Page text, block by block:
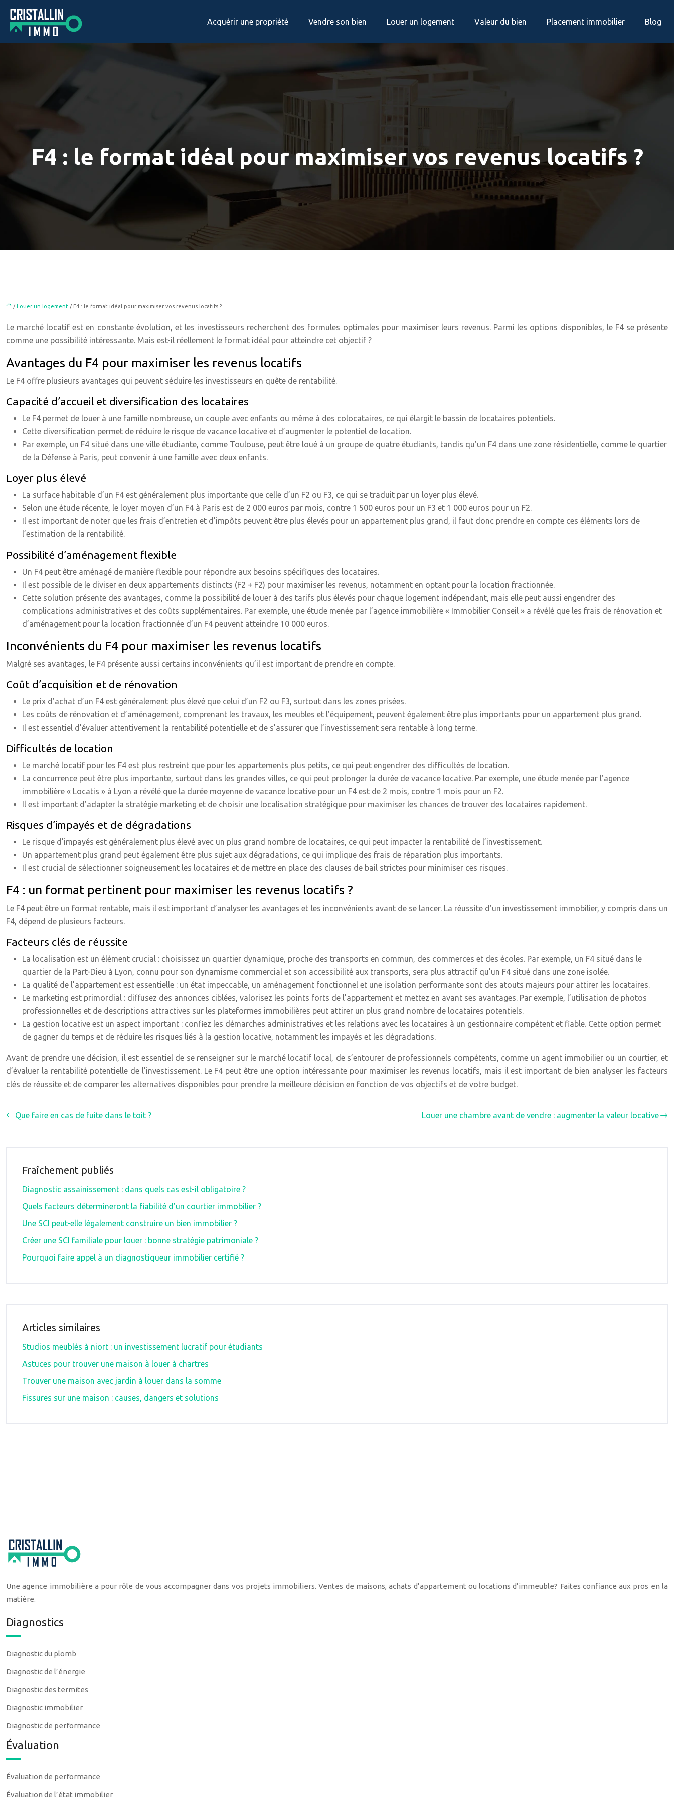
Acquérir une propriété Vendre son bien Louer un logement Valeur du bien Placement immobilier Blog
F4 : le format idéal pour maximiser vos revenus locatifs ?
/Louer un logement / F4 : le format idéal pour maximiser vos revenus locatifs ?
Le marché locatif est en constante évolution, et les investisseurs recherchent des formules optimales pour maximiser leurs revenus. Parmi les options disponibles, le F4 se présente
comme une possibilité intéressante. Mais est-il réellement le format idéal pour atteindre cet objectif ?
Avantages du F4 pour maximiser les revenus locatifs
Le F4 offre plusieurs avantages qui peuvent séduire les investisseurs en quête de rentabilité.
Capacité d’accueil et diversification des locataires
Le F4 permet de louer à une famille nombreuse, un couple avec enfants ou même à des colocataires, ce qui élargit le bassin de locataires potentiels.
Cette diversification permet de réduire le risque de vacance locative et d’augmenter le potentiel de location.
Par exemple, un F4 situé dans une ville étudiante, comme Toulouse, peut être loué à un groupe de quatre étudiants, tandis qu’un F4 dans une zone résidentielle, comme le quartier
de la Défense à Paris, peut convenir à une famille avec deux enfants.
Loyer plus élevé
La surface habitable d’un F4 est généralement plus importante que celle d’un F2 ou F3, ce qui se traduit par un loyer plus élevé.
Selon une étude récente, le loyer moyen d’un F4 à Paris est de 2 000 euros par mois, contre 1 500 euros pour un F3 et 1 000 euros pour un F2.
Il est important de noter que les frais d’entretien et d’impôts peuvent être plus élevés pour un appartement plus grand, il faut donc prendre en compte ces éléments lors de
l’estimation de la rentabilité.
Possibilité d’aménagement flexible
Un F4 peut être aménagé de manière flexible pour répondre aux besoins spécifiques des locataires.
Il est possible de le diviser en deux appartements distincts (F2 + F2) pour maximiser les revenus, notamment en optant pour la location fractionnée.
Cette solution présente des avantages, comme la possibilité de louer à des tarifs plus élevés pour chaque logement indépendant, mais elle peut aussi engendrer des
complications administratives et des coûts supplémentaires. Par exemple, une étude menée par l’agence immobilière « Immobilier Conseil » a révélé que les frais de rénovation et
d’aménagement pour la location fractionnée d’un F4 peuvent atteindre 10 000 euros.
Inconvénients du F4 pour maximiser les revenus locatifs
Malgré ses avantages, le F4 présente aussi certains inconvénients qu’il est important de prendre en compte.
Coût d’acquisition et de rénovation
Le prix d’achat d’un F4 est généralement plus élevé que celui d’un F2 ou F3, surtout dans les zones prisées.
Les coûts de rénovation et d’aménagement, comprenant les travaux, les meubles et l’équipement, peuvent également être plus importants pour un appartement plus grand.
Il est essentiel d’évaluer attentivement la rentabilité potentielle et de s’assurer que l’investissement sera rentable à long terme.
Difficultés de location
Le marché locatif pour les F4 est plus restreint que pour les appartements plus petits, ce qui peut engendrer des difficultés de location.
La concurrence peut être plus importante, surtout dans les grandes villes, ce qui peut prolonger la durée de vacance locative. Par exemple, une étude menée par l’agence
immobilière « Locatis » à Lyon a révélé que la durée moyenne de vacance locative pour un F4 est de 2 mois, contre 1 mois pour un F2.
Il est important d’adapter la stratégie marketing et de choisir une localisation stratégique pour maximiser les chances de trouver des locataires rapidement.
Risques d’impayés et de dégradations
Le risque d’impayés est généralement plus élevé avec un plus grand nombre de locataires, ce qui peut impacter la rentabilité de l’investissement.
Un appartement plus grand peut également être plus sujet aux dégradations, ce qui implique des frais de réparation plus importants.
Il est crucial de sélectionner soigneusement les locataires et de mettre en place des clauses de bail strictes pour minimiser ces risques.
F4 : un format pertinent pour maximiser les revenus locatifs ?
Le F4 peut être un format rentable, mais il est important d’analyser les avantages et les inconvénients avant de se lancer. La réussite d’un investissement immobilier, y compris dans un
F4, dépend de plusieurs facteurs.
Facteurs clés de réussite
La localisation est un élément crucial : choisissez un quartier dynamique, proche des transports en commun, des commerces et des écoles. Par exemple, un F4 situé dans le
quartier de la Part-Dieu à Lyon, connu pour son dynamisme commercial et son accessibilité aux transports, sera plus attractif qu’un F4 situé dans une zone isolée.
La qualité de l’appartement est essentielle : un état impeccable, un aménagement fonctionnel et une isolation performante sont des atouts majeurs pour attirer les locataires.
Le marketing est primordial : diffusez des annonces ciblées, valorisez les points forts de l’appartement et mettez en avant ses avantages. Par exemple, l’utilisation de photos
professionnelles et de descriptions attractives sur les plateformes immobilières peut attirer un plus grand nombre de locataires potentiels.
La gestion locative est un aspect important : confiez les démarches administratives et les relations avec les locataires à un gestionnaire compétent et fiable. Cette option permet
de gagner du temps et de réduire les risques liés à la gestion locative, notamment les impayés et les dégradations.
Avant de prendre une décision, il est essentiel de se renseigner sur le marché locatif local, de s’entourer de professionnels compétents, comme un agent immobilier ou un courtier, et
d’évaluer la rentabilité potentielle de l’investissement. Le F4 peut être une option intéressante pour maximiser les revenus locatifs, mais il est important de bien analyser les facteurs
clés de réussite et de comparer les alternatives disponibles pour prendre la meilleure décision en fonction de vos objectifs et de votre budget.
Que faire en cas de fuite dans le toit ? Louer une chambre avant de vendre : augmenter la valeur locative
Fraîchement publiés
Diagnostic assainissement : dans quels cas est-il obligatoire ?
Quels facteurs détermineront la fiabilité d’un courtier immobilier ?
Une SCI peut-elle légalement construire un bien immobilier ?
Créer une SCI familiale pour louer : bonne stratégie patrimoniale ?
Pourquoi faire appel à un diagnostiqueur immobilier certifié ?
Articles similaires
Studios meublés à niort : un investissement lucratif pour étudiants
Astuces pour trouver une maison à louer à chartres
Trouver une maison avec jardin à louer dans la somme
Fissures sur une maison : causes, dangers et solutions
Une agence immobilière a pour rôle de vous accompagner dans vos projets immobiliers. Ventes de maisons, achats d’appartement ou locations d’immeuble? Faites confiance aux pros en la
matière.
Diagnostics
Diagnostic du plomb
Diagnostic de l’énergie
Diagnostic des termites
Diagnostic immobilier
Diagnostic de performance
Évaluation
Évaluation de performance
Évaluation de l’état immobilier